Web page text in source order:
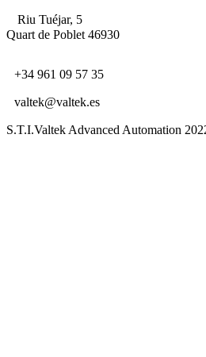
Riu Tuéjar, 5
Quart de Poblet 46930
+34 961 09 57 35
valtek@valtek.es
S.T.I.Valtek Advanced Automation